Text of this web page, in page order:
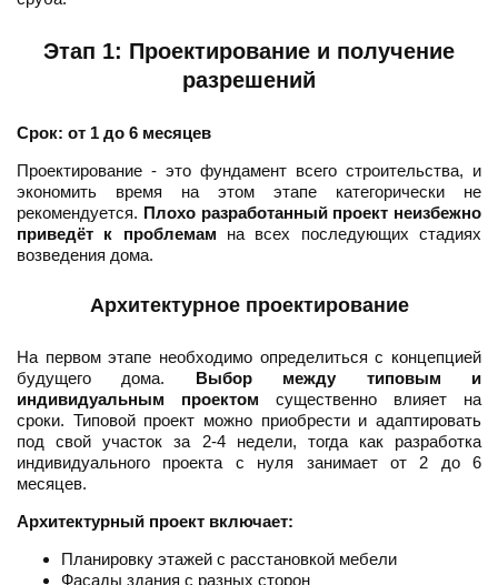
Этап 1: Проектирование и получение
разрешений
Срок: от 1 до 6 месяцев
Проектирование - это фундамент всего строительства, и
экономить время на этом этапе категорически не
рекомендуется. Плохо разработанный проект неизбежно
приведёт к проблемам на всех последующих стадиях
возведения дома.
Архитектурное проектирование
На первом этапе необходимо определиться с концепцией
будущего дома. Выбор между типовым и
индивидуальным проектом существенно влияет на
сроки. Типовой проект можно приобрести и адаптировать
под свой участок за 2-4 недели, тогда как разработка
индивидуального проекта с нуля занимает от 2 до 6
месяцев.
Архитектурный проект включает:
Планировку этажей с расстановкой мебели
Фасады здания с разных сторон